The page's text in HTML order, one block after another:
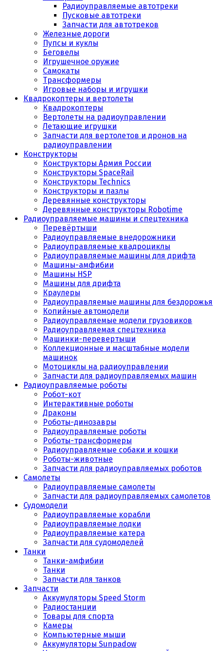
Радиоуправляемые автотреки
Пусковые автотреки
Запчасти для автотреков
Железные дороги
Пупсы и куклы
Беговелы
Игрушечное оружие
Самокаты
Трансформеры
Игровые наборы и игрушки
Квадрокоптеры и вертолеты
Квадрокоптеры
Вертолеты на радиоуправлении
Летающие игрушки
Запчасти для вертолетов и дронов на
радиоуправлении
Конструкторы
Конструкторы Армия России
Конструкторы SpaceRail
Конструкторы Technics
Конструкторы и пазлы
Деревянные конструкторы
Деревянные конструкторы Robotime
Радиоуправляемые машины и спецтехника
Перевёртыши
Радиоуправляемые внедорожники
Радиоуправляемые квадроциклы
Радиоуправляемые машины для дрифта
Машины-амфибии
Машины HSP
Машины для дрифта
Краулеры
Радиоуправляемые машины для бездорожья
Копийные автомодели
Радиоуправляемые модели грузовиков
Радиоуправляемая спецтехника
Машинки-перевертыши
Коллекционные и масштабные модели
машинок
Мотоциклы на радиоуправлении
Запчасти для радиоуправляемых машин
Радиоуправляемые роботы
Робот-кот
Интерактивные роботы
Драконы
Роботы-динозавры
Радиоуправляемые роботы
Роботы-трансформеры
Радиоуправляемые собаки и кошки
Роботы-животные
Запчасти для радиоуправляемых роботов
Самолеты
Радиоуправляемые самолеты
Запчасти для радиоуправляемых самолетов
Судомодели
Радиоуправляемые корабли
Радиоуправляемые лодки
Радиоуправляемые катера
Запчасти для судомоделей
Танки
Танки-амфибии
Танки
Запчасти для танков
Запчасти
Аккумуляторы Speed Storm
Радиостанции
Товары для спорта
Камеры
Компьютерные мыши
Аккумуляторы Sunpadow